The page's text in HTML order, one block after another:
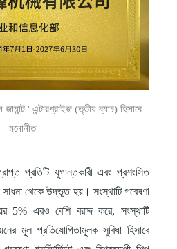
' এন্টারপ্রাইজ (তৃতীয় ব্যাচ) হিসাবে
মনোনীত
প্রতিটি যুগান্তকারী এবং প্রশংসিত
থেকে উদ্ভূত হয়। সংস্থাটি গবেষণা
5% এরও বেশি বরাদ্দ করে, সংস্থাটি
মূল প্রতিযোগিতামূলক সুবিধা হিসাবে